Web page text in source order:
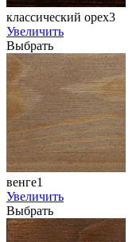
классический орех3
Увеличить
Выбрать
венге1
Увеличить
Выбрать